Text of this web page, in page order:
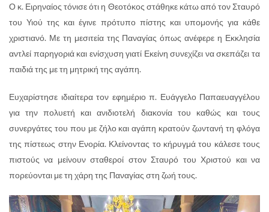
Ο κ. Ειρηναίος τόνισε ότι η Θεοτόκος στάθηκε κάτω από τον Σταυρό
του Υιού της και έγινε πρότυπο πίστης και υπομονής για κάθε
χριστιανό. Με τη μεσιτεία της Παναγίας όπως ανέφερε η Εκκλησία
αντλεί παρηγοριά και ενίσχυση γιατί Εκείνη συνεχίζει να σκεπάζει τα
παιδιά της με τη μητρική της αγάπη.
Ευχαρίστησε ιδιαίτερα τον εφημέριο π. Ευάγγελο Παπαευαγγέλου
για την πολυετή και ανιδιοτελή διακονία του καθώς και τους
συνεργάτες του που με ζήλο και αγάπη κρατούν ζωντανή τη φλόγα
της πίστεως στην Ενορία. Κλείνοντας το κήρυγμά του κάλεσε τους
πιστούς να μείνουν σταθεροί στον Σταυρό του Χριστού και να
πορεύονται με τη χάρη της Παναγίας στη ζωή τους.